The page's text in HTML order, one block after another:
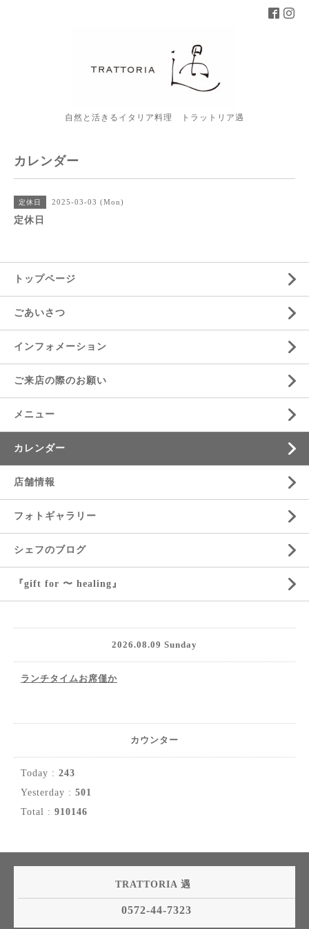
自然と活きるイタリア料理 トラットリア遇
カレンダー
定休日 2025-03-03 (Mon)
定休日
トップページ
ごあいさつ
インフォメーション
ご来店の際のお願い
メニュー
カレンダー
店舗情報
フォトギャラリー
シェフのブログ
『gift for 〜 healing』
2026.08.09 Sunday
ランチタイムお席僅か
カウンター
Today : 243
Yesterday : 501
Total : 910146
TRATTORIA 遇
0572-44-7323